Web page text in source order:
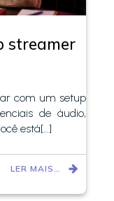
streamer
com um setup
de áudio,
está[…]
LER MAIS…